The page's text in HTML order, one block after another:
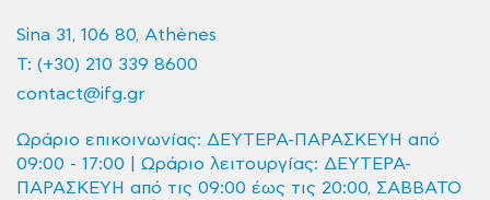
Sina 31, 106 80, Athènes
T: (+30) 210 339 8600
contact@ifg.gr
Ωράριο επικοινωνίας: ΔΕΥΤΕΡΑ-ΠΑΡΑΣΚΕΥΗ από
09:00 - 17:00 | Ωράριο λειτουργίας: ΔΕΥΤΕΡΑ-
ΠΑΡΑΣΚΕΥΗ από τις 09:00 έως τις 20:00, ΣΑΒΒΑΤΟ